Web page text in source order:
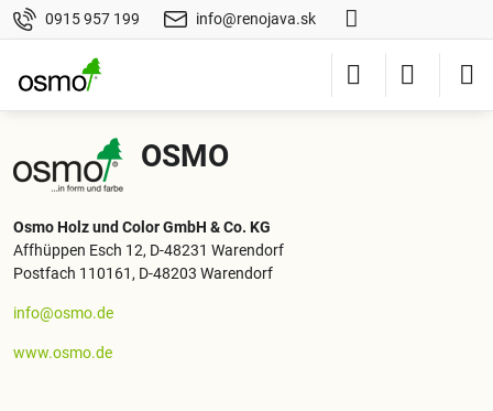
0915 957 199 info@renojava.sk
OSMO
Osmo Holz und Color GmbH & Co. KG
Affhüppen Esch 12, D-48231 Warendorf
Postfach 110161, D-48203 Warendorf
info@osmo.de
www.osmo.de